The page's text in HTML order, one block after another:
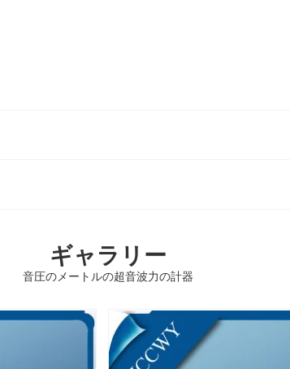
ギャラリー
音圧のメートルの超音波力の計器